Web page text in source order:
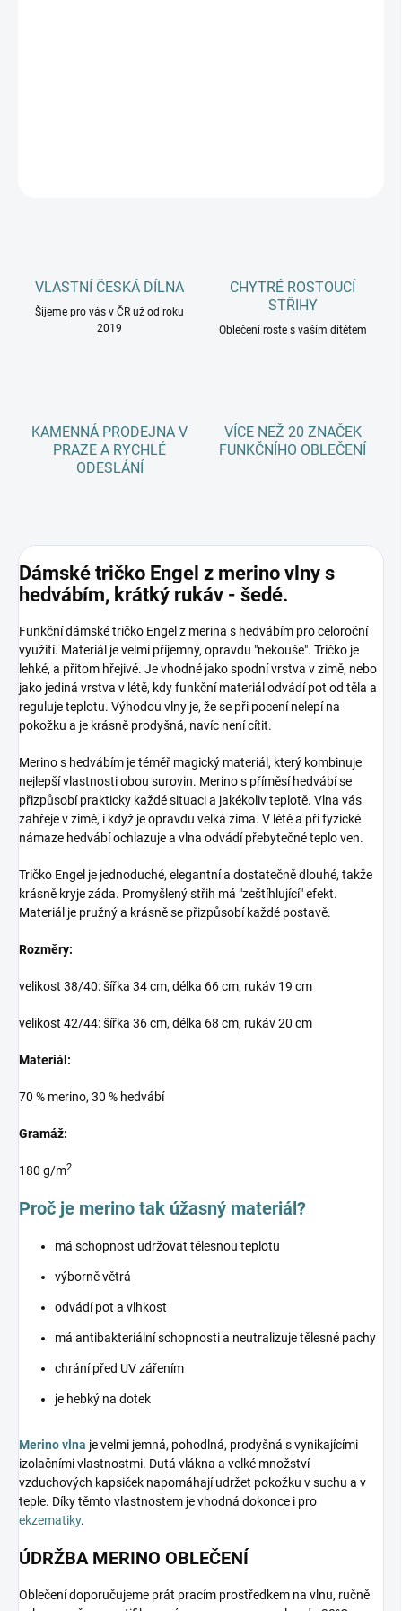
VLASTNÍ ČESKÁ DÍLNA
Šijeme pro vás v ČR už od roku
2019
CHYTRÉ ROSTOUCÍ
STŘIHY
Oblečení roste s vaším dítětem
KAMENNÁ PRODEJNA V
PRAZE A RYCHLÉ
ODESLÁNÍ
VÍCE NEŽ 20 ZNAČEK
FUNKČNÍHO OBLEČENÍ
Dámské tričko Engel z merino vlny s
hedvábím, krátký rukáv - šedé.
Funkční dámské tričko Engel z merina s hedvábím pro celoroční
využití. Materiál je velmi příjemný, opravdu "nekouše". Tričko je
lehké, a přitom hřejivé. Je vhodné jako spodní vrstva v zimě, nebo
jako jediná vrstva v létě, kdy funkční materiál odvádí pot od těla a
reguluje teplotu. Výhodou vlny je, že se při pocení nelepí na
pokožku a je krásně prodyšná, navíc není cítit.
Merino s hedvábím je téměř magický materiál, který kombinuje
nejlepší vlastnosti obou surovin. Merino s příměsí hedvábí se
přizpůsobí prakticky každé situaci a jakékoliv teplotě. Vlna vás
zahřeje v zimě, i když je opravdu velká zima. V létě a při fyzické
námaze hedvábí ochlazuje a vlna odvádí přebytečné teplo ven.
Tričko Engel je jednoduché, elegantní a dostatečně dlouhé, takže
krásně kryje záda. Promyšlený střih má "zeštíhlující" efekt.
Materiál je pružný a krásně se přizpůsobí každé postavě.
Rozměry:
velikost 38/40: šířka 34 cm, délka 66 cm, rukáv 19 cm
velikost 42/44: šířka 36 cm, délka 68 cm, rukáv 20 cm
Materiál:
70 % merino, 30 % hedvábí
Gramáž:
180 g/m2
Proč je merino tak úžasný materiál?
má schopnost udržovat tělesnou teplotu
výborně větrá
odvádí pot a vlhkost
má antibakteriální schopnosti a neutralizuje tělesné pachy
chrání před UV zářením
je hebký na dotek
Merino vlna je velmi jemná, pohodlná, prodyšná s vynikajícími
izolačními vlastnostmi. Dutá vlákna a velké množství
vzduchových kapsiček napomáhají udržet pokožku v suchu a v
teple. Díky těmto vlastnostem je vhodná dokonce i pro
ekzematiky.
ÚDRŽBA MERINO OBLEČENÍ
Oblečení doporučujeme prát pracím prostředkem na vlnu, ručně